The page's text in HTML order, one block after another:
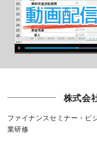
株式会
ファイナンスセミナー・ビ
業研修